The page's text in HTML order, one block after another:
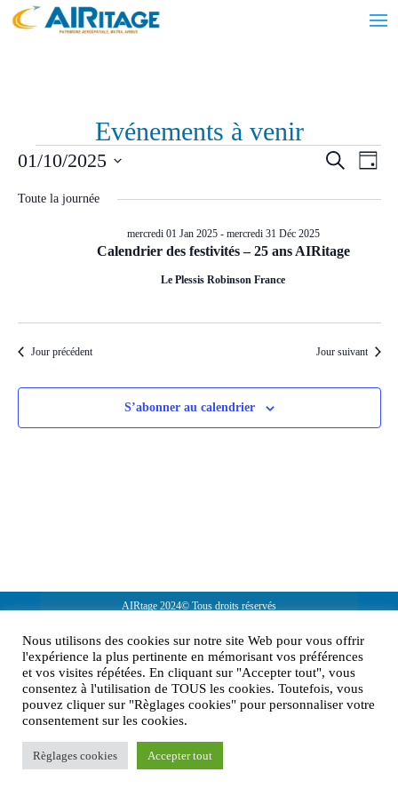
Evénements à venir
Évènements
mercredi
vues
Recherche
de
Jour
01/10/2025
Toute la journée
Calendrier des festivités – 25 ans AIRitage
mercredi 01 Jan 2025- mercredi 31 Déc 2025
Le Plessis Robinson France
Jour précédent Jour suivant
S’abonner au calendrier
AIRtage 2024© Tous droits réservés
Mentions légales
Contactez-nous !
Nous utilisons des cookies sur notre site Web pour vous offrir
l'expérience la plus pertinente en mémorisant vos préférences
et vos visites répétées. En cliquant sur "Accepter tout", vous
consentez à l'utilisation de TOUS les cookies. Toutefois, vous
pouvez cliquer sur "Règlages cookies" pour personnaliser votre
consentement sur les cookies.
Règlages cookies Accepter tout